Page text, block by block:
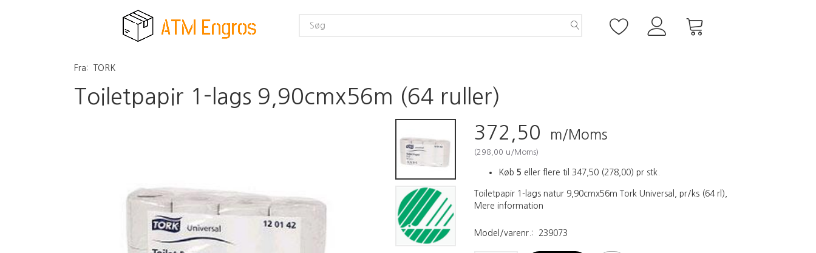
Fra: TORK
Toiletpapir 1-lags 9,90cmx56m (64 ruller)
372,50 m/Moms
(298,00 u/Moms)
Køb 5 eller flere til347,50 (278,00) pr stk.
Toiletpapir 1-lags natur 9,90cmx56m Tork Universal, pr/ks (64 rl),
Mere information
Model/varenr.: 239073